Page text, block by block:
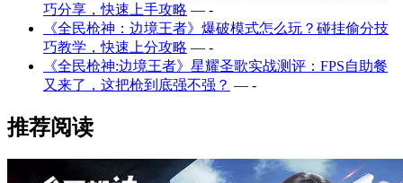
巧分享，快速上手攻略 — -
《全民枪神：边境王者》爆破模式怎么玩？碰挂偷分技
巧教学，快速上分攻略 — -
《全民枪神:边境王者》星耀圣歌实战测评：FPS自助餐
又来了，这把枪到底强不强？ — -
推荐阅读